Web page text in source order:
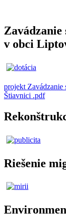
Zavádzanie
v obci
projekt Zavádzanie
Štiavnici .pdf
Riešenie